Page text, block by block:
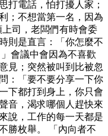
打電話，怕打擾人家；
；不想當第一名，因為
司，老闆們有時會委
則是直言：「你怎麼不
會議中會因為不喜歡
見；突然被叫到比被忽
：「要不要分享一下你
下都打到身上，你只會
音，渴求哪個人趕快來
說，工作的每一天都是
勝枚舉。 「內向者不